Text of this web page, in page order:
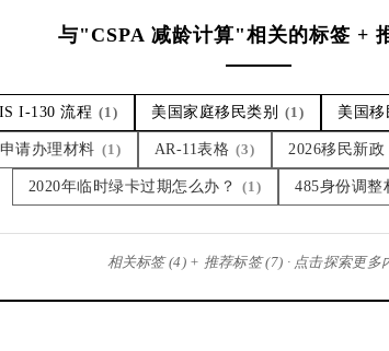
与"CSPA 减龄计算"相关的标签 +
I-130 流程 (1) 美国家庭移民类别 (1) 美国
请办理材料 (1) AR-11表格 (3) 2026移民新政
2020年临时绿卡过期怎么办？ (1) 485身份调整
相关标签 (4) + 推荐标签 (7) · 点击探索更多